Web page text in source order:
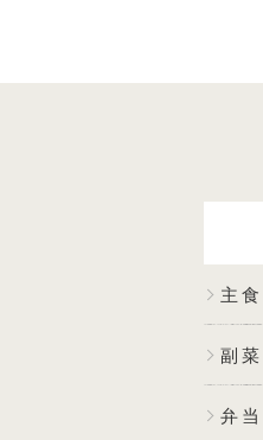
主食
副菜
弁当